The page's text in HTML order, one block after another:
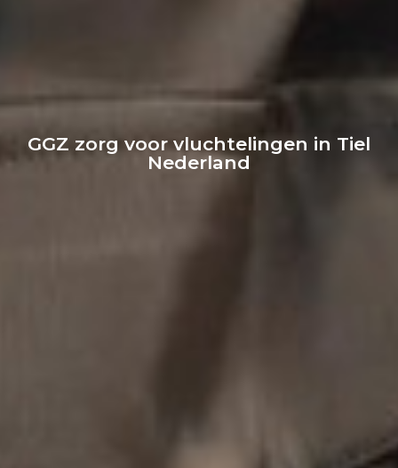
GGZ zorg voor vluchtelingen in Tiel
Nederland